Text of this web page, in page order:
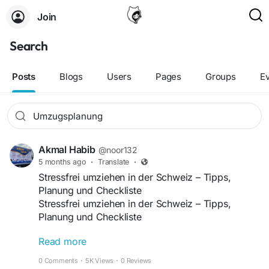
Join
Search
Posts Blogs Users Pages Groups
Akmal Habib @noor132
5 months ago · Translate ·
Stressfrei umziehen in der Schweiz – Tipps,
Planung und Checkliste
Stressfrei umziehen in der Schweiz – Tipps,
Planung und Checkliste
Ein Umzug bedeutet Veränderung – und oft auch
eine große organisatorische Herausforderung.
Read more
0 Comments · 5K Views · 0 Reviews